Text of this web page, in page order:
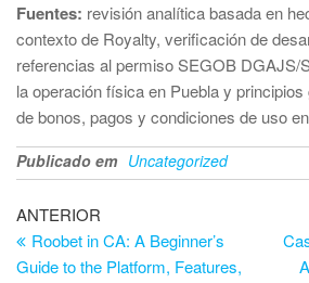
Fuentes: revisión analítica basada en
contexto de Royalty, verificación de
referencias al permiso SEGOB DGAJS/
la operación física en Puebla y
de bonos, pagos y condiciones de uso
Publicado em Uncategorized
Navegação
de
Artigo
anterior
ANTERIOR
Roobet in CA: A Beginner’s
Guide to the Platform, Features,